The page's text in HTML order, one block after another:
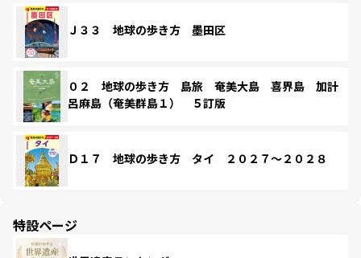
Ｊ３３ 地球の歩き方 墨田区
０２ 地球の歩き方 島旅 奄美大島 喜界島 加計
呂麻島（奄美群島１） ５訂版
Ｄ１７ 地球の歩き方 タイ ２０２７～２０２８
特設ページ